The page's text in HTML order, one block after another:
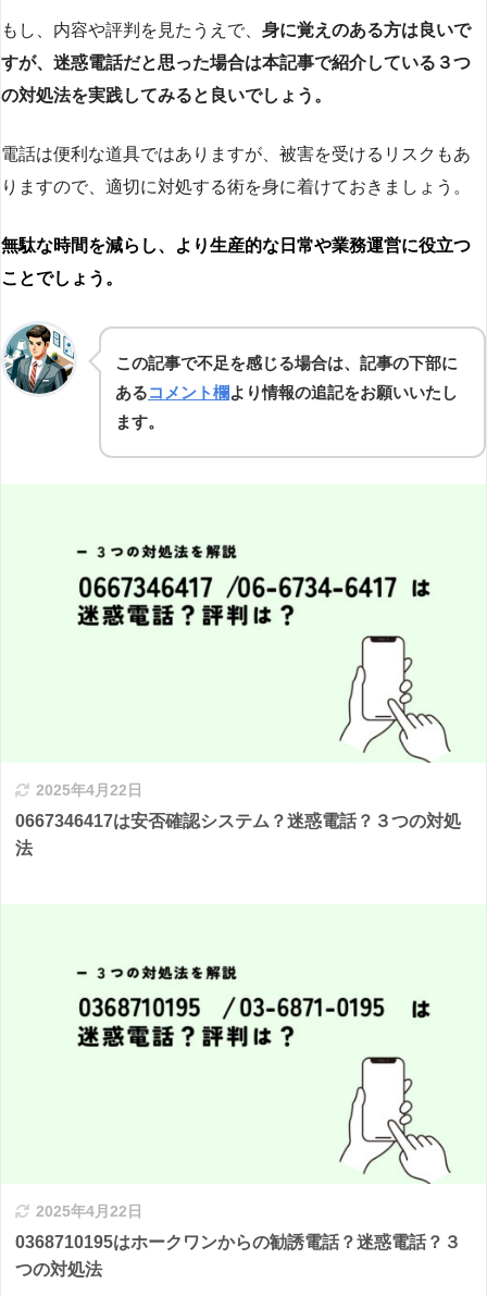
もし、内容や評判を見たうえで、 身に覚えのある方は良いで
すが、迷惑電話だと思った場合は本記事で紹介している３つ
の対処法を実践してみると良いでしょう。
電話は便利な道具ではありますが、被害を受けるリスクもあ
りますので、適切に対処する術を身に着けておきましょう。
無駄な時間を減らし、より生産的な日常や業務運営に役立つ
ことでしょう。
この記事で不足を感じる場合は、記事の下部に
あるコメント欄より情報の追記をお願いいたし
ます。
2025年4月22日
0667346417は安否確認システム？迷惑電話？３つの対処
法
2025年4月22日
0368710195はホークワンからの勧誘電話？迷惑電話？３
つの対処法